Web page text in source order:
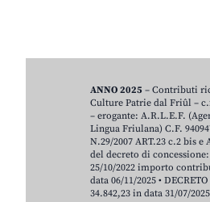
ANNO 2025 – Contributi
Culture Patrie dal Friûl –
– erogante: A.R.L.E.F.
Lingua Friulana) C.F.
N.29/2007 ART.23 c.2 bis e
del decreto di concessione:
25/10/2022 importo
data 06/11/2025 •
34.842,23 in data 31/07/